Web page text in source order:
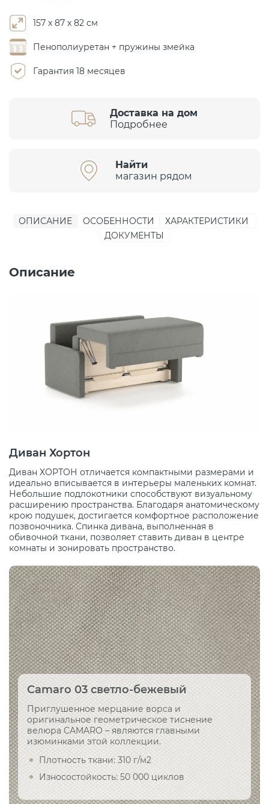
157 х 87 х 82 см
Пенополиуретан + пружины змейка
Гарантия 18 месяцев
Доставка на дом
Подробнее
Найти
магазин рядом
ОПИСАНИЕ ОСОБЕННОСТИ
ХАРАКТЕРИСТИКИ
ДОКУМЕНТЫ
Описание
Диван Хортон
Диван ХОРТОН отличается компактными размерами и
идеально вписывается в интерьеры маленьких комнат.
Небольшие подлокотники способствуют визуальному
расширению пространства. Благодаря анатомическому
крою подушек, достигается комфортное расположение
позвоночника. Спинка дивана, выполненная в
обивочной ткани, позволяет ставить диван в центре
комнаты и зонировать пространство.
Camaro 03 светло-бежевый
Приглушенное мерцание ворса и
оригинальное геометрическое тиснение
велюра CAMARO – являются главными
изюминками этой коллекции.
Плотность ткани: 310 г/м2
Износостойкость: 50 000 циклов